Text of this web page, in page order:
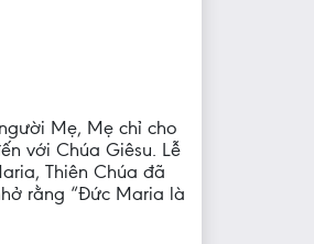
Mẹ, Mẹ chỉ cho
với Chúa Giêsu. Lễ
Thiên Chúa đã
rằng “Đức Maria là